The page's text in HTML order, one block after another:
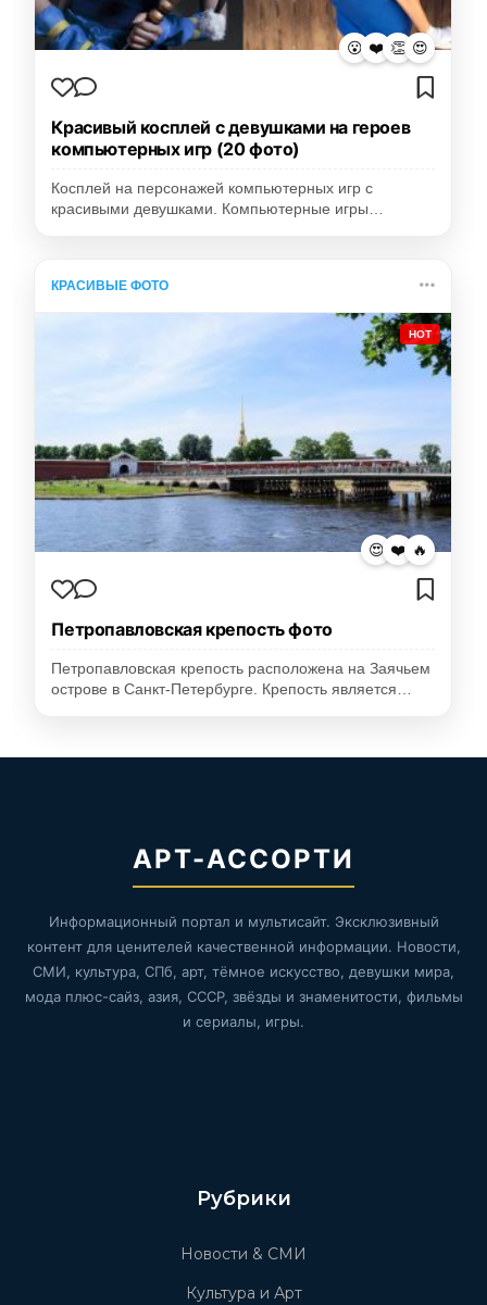
😮 ❤️ 👏 😍
Красивый косплей с девушками на героев
компьютерных игр (20 фото)
Косплей на персонажей компьютерных игр с
красивыми девушками. Компьютерные игры…
КРАСИВЫЕ ФОТО
HOT
😍 ❤️ 🔥
Петропавловская крепость фото
Петропавловская крепость расположена на Заячьем
острове в Санкт-Петербурге. Крепость является…
АРТ-АССОРТИ
Информационный портал и мультисайт. Эксклюзивный
контент для ценителей качественной информации. Новости,
СМИ, культура, СПб, арт, тёмное искусство, девушки мира,
мода плюс-сайз, азия, СССР, звёзды и знаменитости, фильмы
и сериалы, игры.
Рубрики
Новости & СМИ
Культура и Арт